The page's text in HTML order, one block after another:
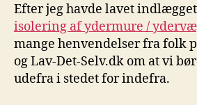
Efter jeg havde lavet
isolering af ydermure /
mange henvendelser fra folk
og Lav-Det-Selv.dk om at vi
udefra i stedet for indefra.